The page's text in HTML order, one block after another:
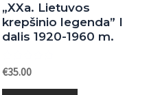
„XXa. Lietuvos
krepšinio legenda” I
dalis 1920-1960 m.
Įvertinimas:
0
iš
€35.00